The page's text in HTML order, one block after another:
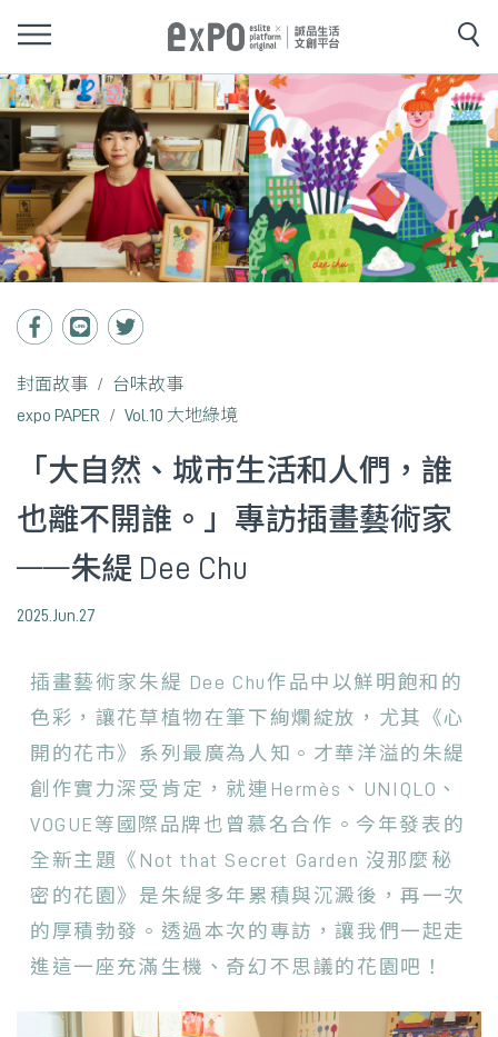
封面故事
台味故事
expo PAPER
Vol.10 大地綠境
「大自然、城市生活和人們，誰
也離不開誰。」專訪插畫藝術家
——朱緹 Dee Chu
2025.Jun.27
插畫藝術家朱緹 Dee Chu作品中以鮮明飽和的
色彩，讓花草植物在筆下絢爛綻放，尤其《心
開的花市》系列最廣為人知。才華洋溢的朱緹
創作實力深受肯定，就連Hermès、UNIQLO、
VOGUE等國際品牌也曾慕名合作。今年發表的
全新主題《Not that Secret Garden 沒那麼秘
密的花園》是朱緹多年累積與沉澱後，再一次
的厚積勃發。透過本次的專訪，讓我們一起走
進這一座充滿生機、奇幻不思議的花園吧！